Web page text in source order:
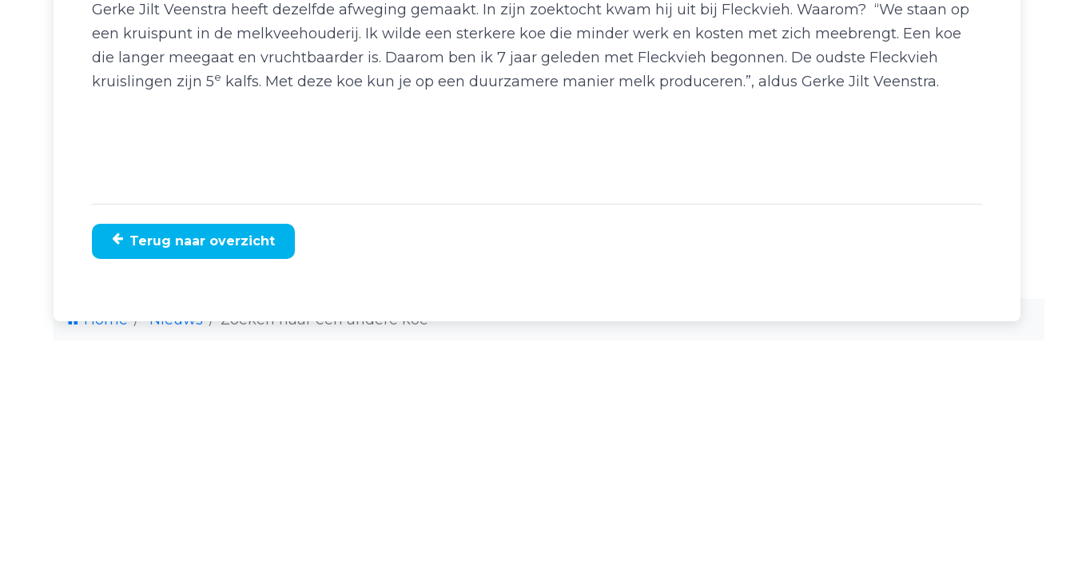
Home Nieuws Zoeken naar een andere koe
Gerke Jilt Veenstra heeft dezelfde afweging gemaakt. In zijn zoektocht kwam hij uit bij Fleckvieh. Waarom? “We staan op
een kruispunt in de melkveehouderij. Ik wilde een sterkere koe die minder werk en kosten met zich meebrengt. Een koe
die langer meegaat en vruchtbaarder is. Daarom ben ik 7 jaar geleden met Fleckvieh begonnen. De oudste Fleckvieh
kruislingen zijn 5e kalfs. Met deze koe kun je op een duurzamere manier melk produceren.”, aldus Gerke Jilt Veenstra.
Terug naar overzicht